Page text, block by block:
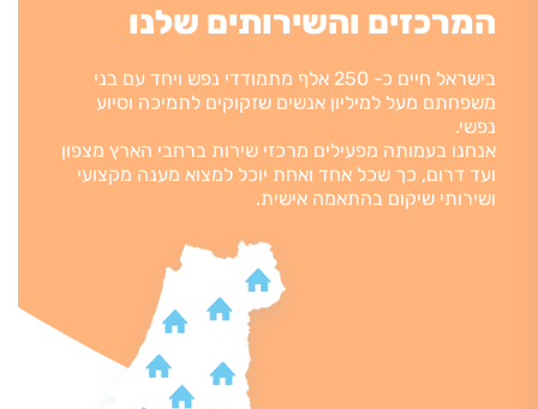
המרכזים והשירותים שלנו
בישראל חיים כ- 250 אלף מתמודדי נפש ויחד עם בני
משפחתם מעל למיליון אנשים שזקוקים לתמיכה וסיוע
נפשי.
אנחנו בעמותה מפעילים מרכזי שירות ברחבי הארץ מצפון
ועד דרום, כך שכל אחד ואחת יוכל למצוא מענה מקצועי
ושירותי שיקום בהתאמה אישית.